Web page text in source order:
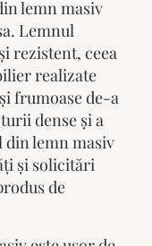
lemn masiv
Lemnul
rezistent, ceea
realizate
frumoase de-a
dense și a
lemn masiv
și solicitări
de